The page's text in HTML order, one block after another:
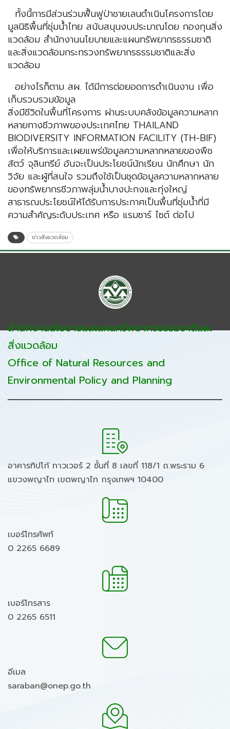
ทั้งนี้การมีส่วนร่วมฟื้นฟูป่าชายเลนดำเนินโครงการโดย
มูลนิธิพื้นที่ชุ่มน้ำไทย สนับสนุนงบประมาณโดย กองทุนสิ่ง
แวดล้อม สำนักงานนโยบายและแผนทรัพยากรธรรมชาติ
และสิ่งแวดล้อมกระทรวงทรัพยากรธรรมชาติและสิ่ง
แวดล้อม
อย่างไรก็ตาม สผ. ได้มีการต่อยอดการดำเนินงาน เพื่อ
เก็บรวบรวมข้อมูล
สิ่งมีชีวิตในพื้นที่โครงการ ผ่านระบบคลังข้อมูลความหลาก
หลายทางชีวภาพของประเทศไทย THAILAND
BIODIVERSITY INFORMATION FACILITY (TH-BIF)
เพื่อให้บริการและเผยแพร่ข้อมูลความหลากหลายของพืช
สัตว์ จุลินทรีย์ อันจะเป็นประโยชน์นักเรียน นักศึกษา นัก
วิจัย และผู้ที่สนใจ รวมถึงใช้เป็นชุดข้อมูลความหลากหลาย
ของทรัพยากรชีวภาพลุ่มน้ำบางปะกงและทุ่งใหญ่
สาธารณประโยชน์ให้ได้รับการประกาศเป็นพื้นที่ชุ่มน้ำที่มี
ความสำคัญระดับประเทศ หรือ แรมซาร์ ไซต์ ต่อไป
ข่าวสิ่งแวดล้อม
สำนักงานนโยบายและแผนทรัพยากรธรรมชาติและ
สิ่งแวดล้อม
Office of Natural Resources and
Environmental Policy and Planning
อาคารทิปโก้ ทาวเวอร์ 2 ชั้นที่ 8 เลขที่ 118/1 ถ.พระราม 6
แขวงพญาไท เขตพญาไท กรุงเทพฯ 10400
เบอร์โทรศัพท์
0 2265 6689
เบอร์โทรสาร
0 2265 6511
อีเมล
saraban@onep.go.th